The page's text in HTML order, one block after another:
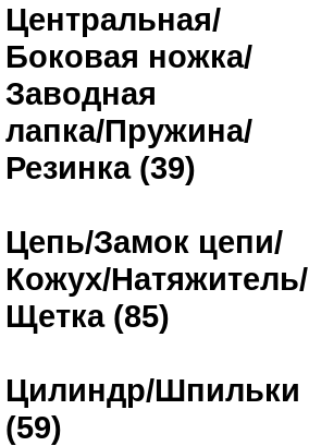
Центральная/
Боковая ножка/
Заводная
лапка/Пружина/
Резинка (39)
Цепь/Замок цепи/
Кожух/Натяжитель/
Щетка (85)
Цилиндр/Шпильки
(59)